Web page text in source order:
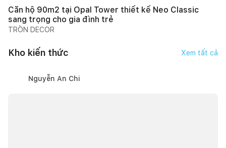
Căn hộ 90m2 tại Opal Tower thiết kế Neo Classic
sang trọng cho gia đình trẻ
TRÒN DECOR
Kho kiến thức Xem tất cả
Nguyễn An Chi